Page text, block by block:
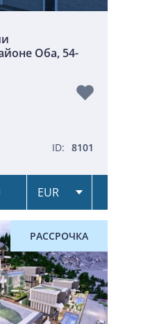
Оба, 54-
ID: 8101
РАССРОЧКА